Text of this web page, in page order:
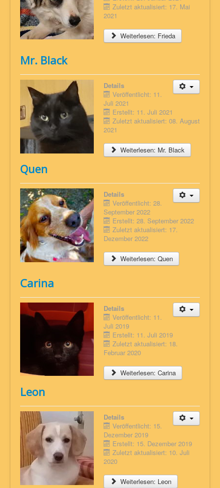
Zuletzt aktualisiert: 17. Mai
2021
Weiterlesen: Frieda
Mr. Black
Details
Veröffentlicht: 11.
Juli 2021
Erstellt: 11. Juli 2021
Zuletzt aktualisiert: 08. August
2021
Weiterlesen: Mr. Black
Quen
Details
Veröffentlicht: 28.
September 2022
Erstellt: 28. September 2022
Zuletzt aktualisiert: 17.
Dezember 2022
Weiterlesen: Quen
Carina
Details
Veröffentlicht: 11.
Juli 2019
Erstellt: 11. Juli 2019
Zuletzt aktualisiert: 18.
Februar 2020
Weiterlesen: Carina
Leon
Details
Veröffentlicht: 15.
Dezember 2019
Erstellt: 15. Dezember 2019
Zuletzt aktualisiert: 10. Juli
2020
Weiterlesen: Leon